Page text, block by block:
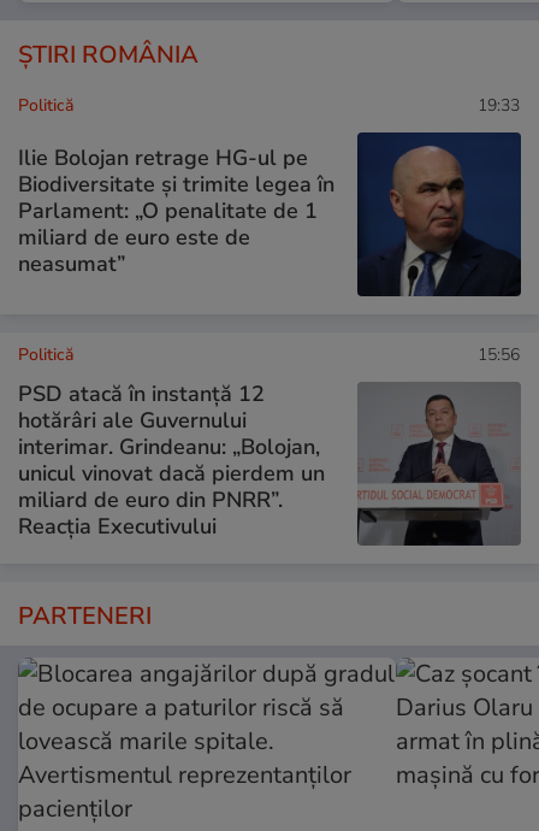
ȘTIRI ROMÂNIA
Politică 19:33
Ilie Bolojan retrage HG-ul pe
Biodiversitate și trimite legea în
Parlament: „O penalitate de 1
miliard de euro este de
neasumat”
Politică 15:56
PSD atacă în instanță 12
hotărâri ale Guvernului
interimar. Grindeanu: „Bolojan,
unicul vinovat dacă pierdem un
miliard de euro din PNRR”.
Reacția Executivului
PARTENERI